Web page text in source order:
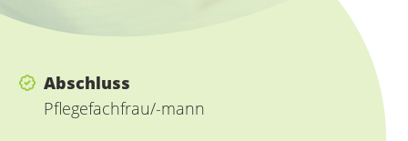
Abschluss
Pflegefachfrau/-mann